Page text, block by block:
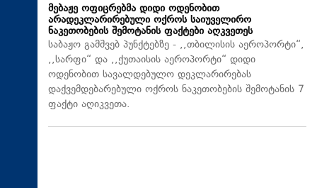
მებაჟე ოფიცრებმა დიდი ოდენობით
არადეკლარირებული ოქროს საიუველირო
ნაკეთობების შემოტანის ფაქტები აღკვეთეს
საბაჟო გამშვებ პუნქტებზე - ,,თბილისის აეროპორტი“,
,,სარფი“ და ,,ქუთაისის აეროპორტი“ დიდი
ოდენობით სავალდებულო დეკლარირებას
დაქვემდებარებული ოქროს ნაკეთობების შემოტანის 7
ფაქტი აღიკვეთა.